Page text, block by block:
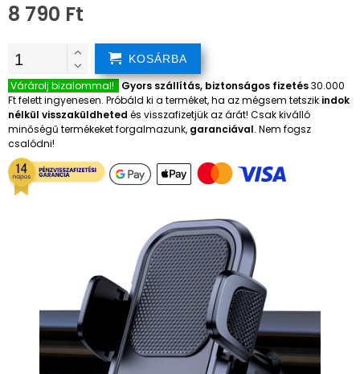
8 790 Ft
KOSÁRBA
Várárolj bizalommal! Gyors szállítás, biztonságos fizetés30.000
Ft felett ingyenesen. Próbáld ki a terméket, ha az mégsem tetszik indok
nélkül visszaküldheted és visszafizetjük az árát! Csak kiválló
minőségű termékeket forgalmazunk, garanciával. Nem fogsz
csalódni!